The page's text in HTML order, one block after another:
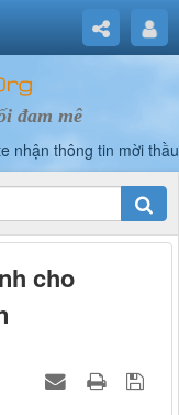
đam mê
cho